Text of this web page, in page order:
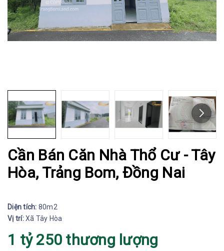
Cần Bán Căn Nhà Thổ Cư - Tây
Hòa, Trảng Bom, Đồng Nai
Diện tích: 80m2
Vị trí:Xã Tây Hòa
1 tỷ 250 thương lượng